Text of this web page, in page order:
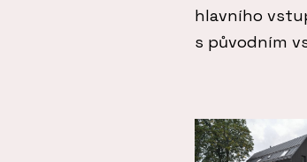
hlavního
s původním